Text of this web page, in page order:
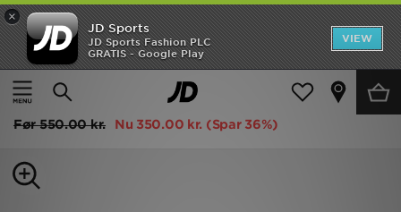
×
JD Sports
JD Sports Fashion PLC
GRATIS - Google Play
VIEW
Hjem
Børn Babysko (Størrelse 15-27) Alle Trainers
adidas Originals Superstar Baby
Før550.00 kr. Nu 350.00 kr. (Spar 36%)
Hjem
Udsalg
Damer